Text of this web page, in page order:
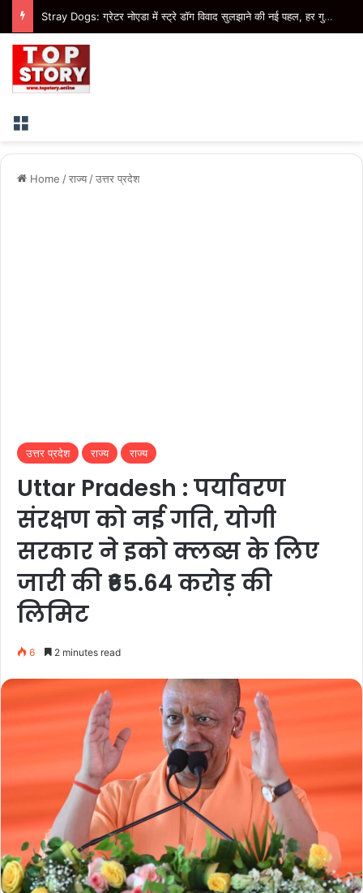
Stray Dogs: ग्रेटर नोएडा में स्ट्रे डॉग विवाद सुलझाने की नई पहल, हर गुरुवार तय होंगे डॉग फीडिंग प्वाइंट
Menu
Home /राज्य /उत्तर प्रदेश
उत्तर प्रदेश राज्य राज्य
Uttar Pradesh : पर्यावरण
संरक्षण को नई गति, योगी
सरकार ने इको क्लब्स के लिए
जारी की ₹65.64 करोड़ की
लिमिट
6 2 minutes read